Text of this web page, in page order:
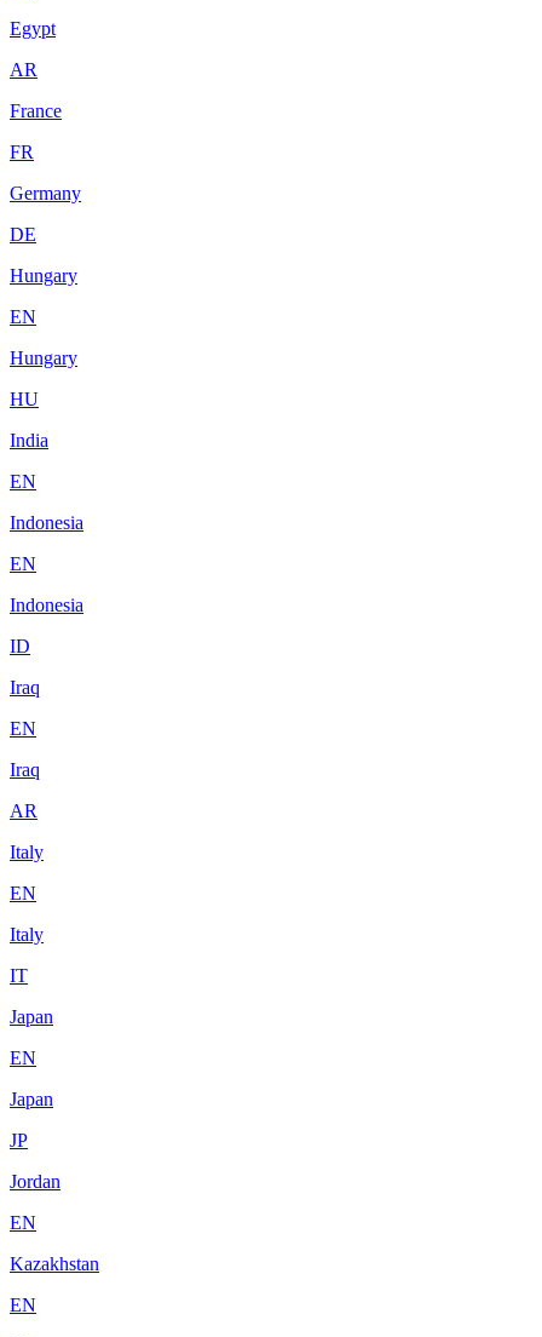
Egypt
AR
France
FR
Germany
DE
Hungary
EN
Hungary
HU
India
EN
Indonesia
EN
Indonesia
ID
Iraq
EN
Iraq
AR
Italy
EN
Italy
IT
Japan
EN
Japan
JP
Jordan
EN
Kazakhstan
EN